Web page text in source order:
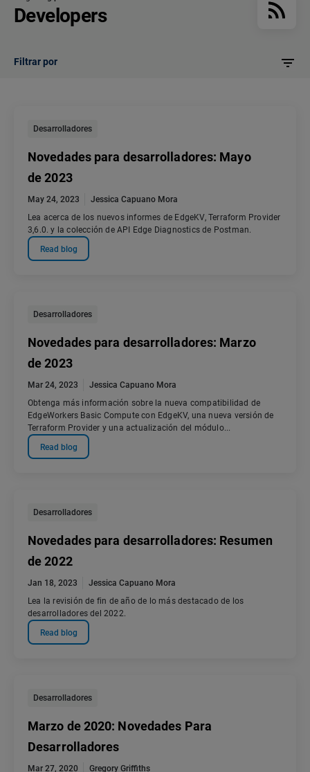
Developers
Filtrar por
Desarrolladores
Novedades para desarrolladores: Mayo
de 2023
May 24, 2023
Jessica Capuano Mora
Lea acerca de los nuevos informes de EdgeKV, Terraform Provider
3,6.0. y la colección de API Edge Diagnostics de Postman.
Read blog
Desarrolladores
Novedades para desarrolladores: Marzo
de 2023
Mar 24, 2023
Jessica Capuano Mora
Obtenga más información sobre la nueva compatibilidad de
EdgeWorkers Basic Compute con EdgeKV, una nueva versión de
Terraform Provider y una actualización del módulo...
Read blog
Desarrolladores
Novedades para desarrolladores: Resumen
de 2022
Jan 18, 2023
Jessica Capuano Mora
Lea la revisión de fin de año de lo más destacado de los
desarrolladores del 2022.
Read blog
Desarrolladores
Marzo de 2020: Novedades Para
Desarrolladores
Mar 27, 2020
Gregory Griffiths